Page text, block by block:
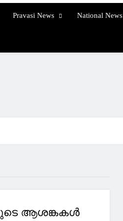
Pravasi News National News
ആശങ്കകൾ